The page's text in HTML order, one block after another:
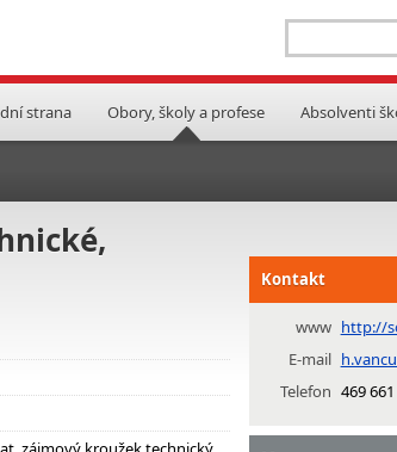
strana Obory, školy a profese Absolventi
Kontakt
www http://
E-mail
Telefon 469